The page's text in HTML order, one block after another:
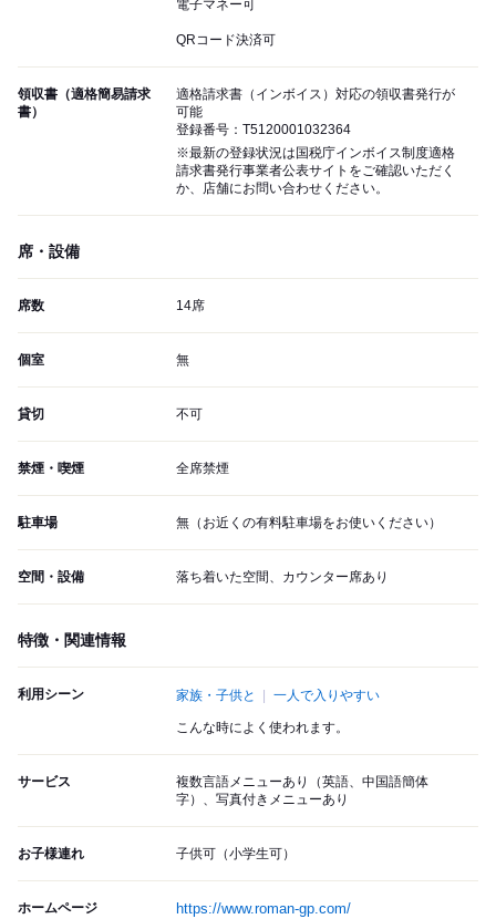
電子マネー可
QRコード決済可
領収書（適格簡易請求
書）
適格請求書（インボイス）対応の領収書発行が
可能
登録番号：T5120001032364
※最新の登録状況は国税庁インボイス制度適格
請求書発行事業者公表サイトをご確認いただく
か、店舗にお問い合わせください。
席・設備
席数 14席
個室 無
貸切 不可
禁煙・喫煙 全席禁煙
駐車場 無（お近くの有料駐車場をお使いください）
空間・設備 落ち着いた空間、カウンター席あり
特徴・関連情報
利用シーン 家族・子供と 一人で入りやすい
こんな時によく使われます。
サービス
複数言語メニューあり（英語、中国語簡体
字）、写真付きメニューあり
お子様連れ 子供可（小学生可）
ホームページ https://www.roman-gp.com/